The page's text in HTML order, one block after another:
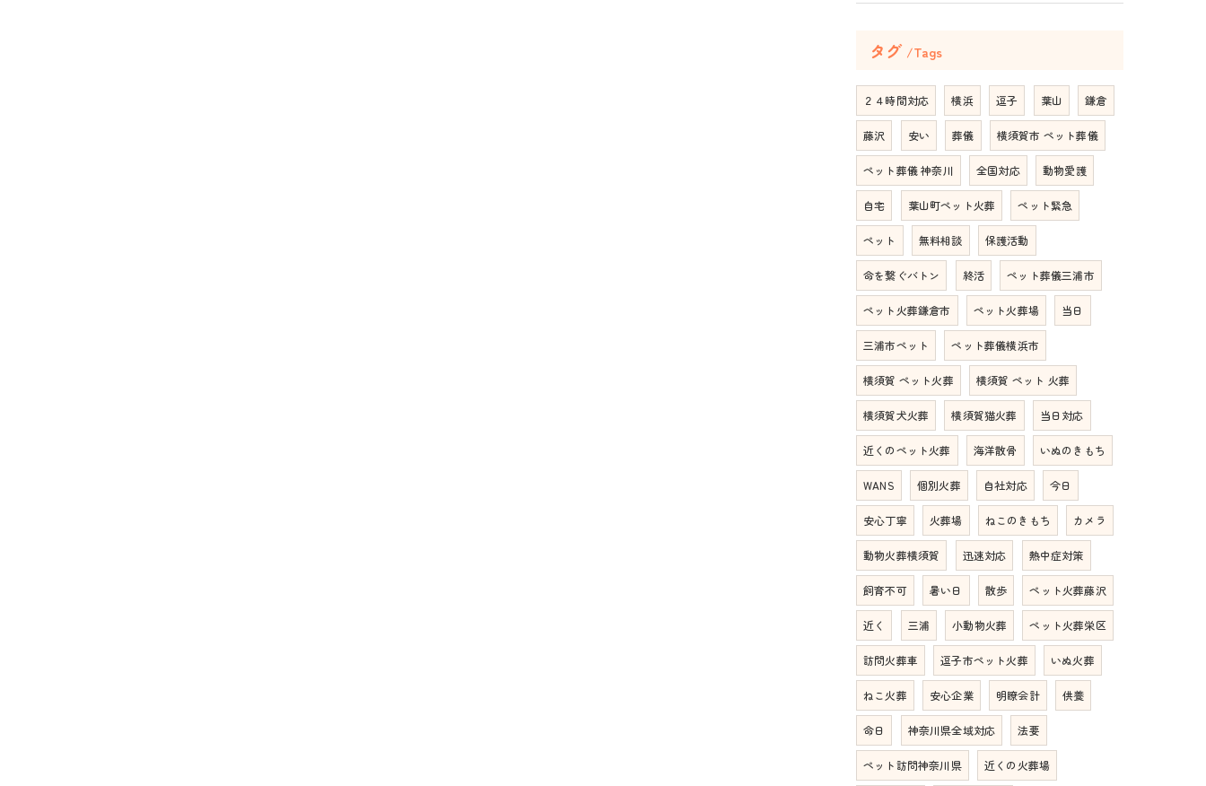
タグ Tags
２４時間対応 横浜 逗子 葉山 鎌倉
藤沢 安い 葬儀 横須賀市 ペット葬儀
ペット葬儀 神奈川 全国対応 動物愛護
自宅 葉山町ペット火葬 ペット緊急
ペット 無料相談 保護活動
命を繋ぐバトン 終活 ペット葬儀三浦市
ペット火葬鎌倉市 ペット火葬場 当日
三浦市ペット ペット葬儀横浜市
横須賀 ペット火葬 横須賀 ペット 火葬
横須賀犬火葬 横須賀猫火葬 当日対応
近くのペット火葬 海洋散骨 いぬのきもち
WANS 個別火葬 自社対応 今日
安心丁寧 火葬場 ねこのきもち カメラ
動物火葬横須賀 迅速対応 熱中症対策
飼育不可 暑い日 散歩 ペット火葬藤沢
近く 三浦 小動物火葬 ペット火葬栄区
訪問火葬車 逗子市ペット火葬 いぬ火葬
ねこ火葬 安心企業 明瞭会計 供養
命日 神奈川県全域対応 法要
ペット訪問神奈川県 近くの火葬場